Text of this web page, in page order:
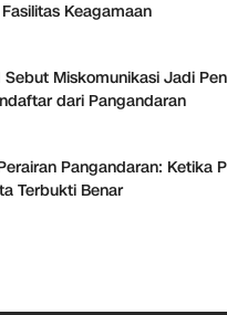
Keagamaan
Sebut Miskomunikasi Jadi
dari Pangandaran
Pangandaran: Ketika
Terbukti Benar